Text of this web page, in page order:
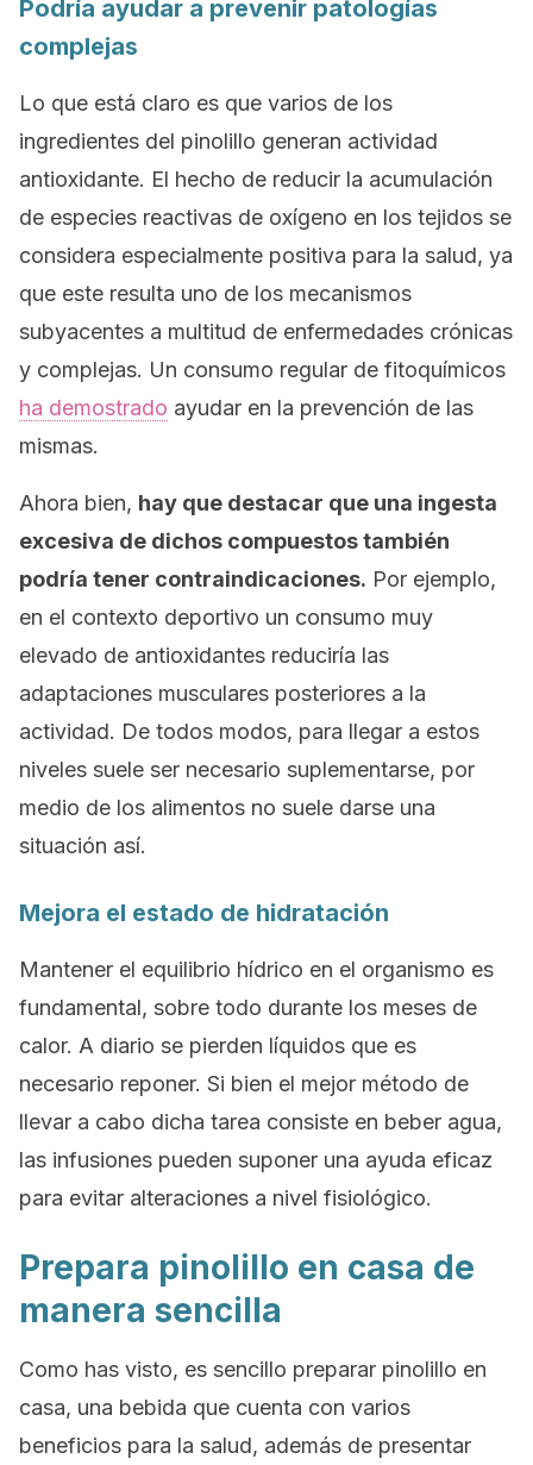
Podría ayudar a prevenir patologías
complejas
Lo que está claro es que varios de los
ingredientes del pinolillo generan actividad
antioxidante. El hecho de reducir la acumulación
de especies reactivas de oxígeno en los tejidos se
considera especialmente positiva para la salud, ya
que este resulta uno de los mecanismos
subyacentes a multitud de enfermedades crónicas
y complejas. Un consumo regular de fitoquímicos
ha demostrado ayudar en la prevención de las
mismas.
Ahora bien, hay que destacar que una ingesta
excesiva de dichos compuestos también
podría tener contraindicaciones. Por ejemplo,
en el contexto deportivo un consumo muy
elevado de antioxidantes reduciría las
adaptaciones musculares posteriores a la
actividad. De todos modos, para llegar a estos
niveles suele ser necesario suplementarse, por
medio de los alimentos no suele darse una
situación así.
Mejora el estado de hidratación
Mantener el equilibrio hídrico en el organismo es
fundamental, sobre todo durante los meses de
calor. A diario se pierden líquidos que es
necesario reponer. Si bien el mejor método de
llevar a cabo dicha tarea consiste en beber agua,
las infusiones pueden suponer una ayuda eficaz
para evitar alteraciones a nivel fisiológico.
Prepara pinolillo en casa de
manera sencilla
Como has visto, es sencillo preparar pinolillo en
casa, una bebida que cuenta con varios
beneficios para la salud, además de presentar